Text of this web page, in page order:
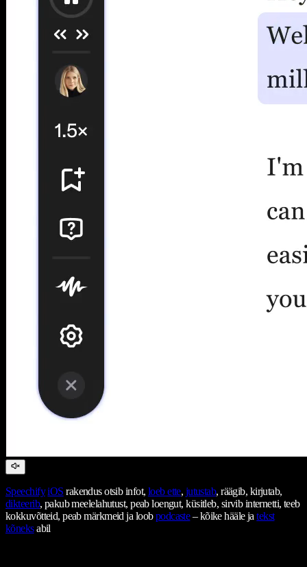
Speechify iOS rakendus otsib infot, loeb ette, jutustab, räägib, kirjutab,
dikteerib, pakub meelelahutust, peab loengut, küsitleb, sirvib internetti, teeb
kokkuvõtteid, peab märkmeid ja loobpodcaste– kõike hääle jatekst
kõneksabil